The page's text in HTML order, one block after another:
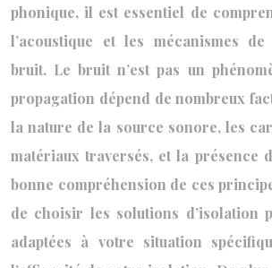
phonique, il est essentiel de
l’acoustique et les mécanismes
bruit. Le bruit n’est pas un
propagation dépend de nombreux
la nature de la source sonore, les
matériaux traversés, et la présence
bonne compréhension de ces
de choisir les solutions d’isolation
adaptées à votre situation